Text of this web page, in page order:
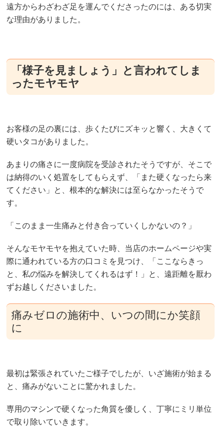
遠方からわざわざ足を運んでくださったのには、ある切実
な理由がありました。
「様子を見ましょう」と言われてしま
ったモヤモヤ
お客様の足の裏には、歩くたびにズキッと響く、大きくて
硬いタコがありました。
あまりの痛さに一度病院を受診されたそうですが、そこで
は納得のいく処置をしてもらえず、「また硬くなったら来
てください」と、根本的な解決には至らなかったそうで
す。
「このまま一生痛みと付き合っていくしかないの？」
そんなモヤモヤを抱えていた時、当店のホームページや実
際に通われている方の口コミを見つけ、「ここならきっ
と、私の悩みを解決してくれるはず！」と、遠距離を厭わ
ずお越しくださいました。
痛みゼロの施術中、いつの間にか笑顔
に
最初は緊張されていたご様子でしたが、いざ施術が始まる
と、痛みがないことに驚かれました。
専用のマシンで硬くなった角質を優しく、丁寧にミリ単位
で取り除いていきます。